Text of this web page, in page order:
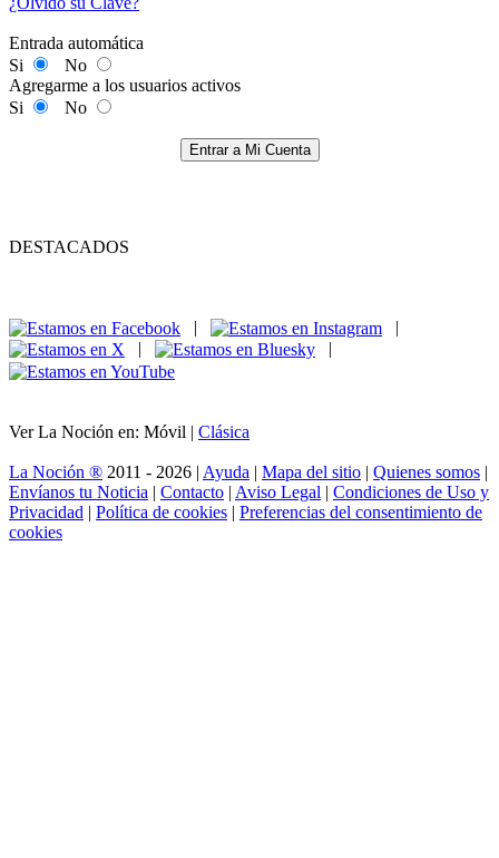
Entrada automática
Si
No
Agregarme a los usuarios activos
Si
No
Entrar a Mi Cuenta
DESTACADOS
|
|
|
|
Ver La Noción en: Móvil | Clásica
La Noción ® 2011 - 2026 | Ayuda | Mapa del sitio | Quienes somos |
Envíanos tu Noticia | Contacto | Aviso Legal | Condiciones de Uso y
Privacidad | Política de cookies | Preferencias del consentimiento de
cookies